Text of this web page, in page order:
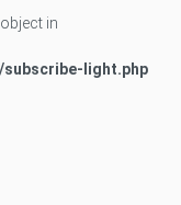
in
light.php